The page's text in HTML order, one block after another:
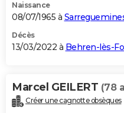
PROGRAMME TV
S'inscrire
Se connecter
Lycées
Collèges
Primaires
Universités
Entreprises
Service militaire
Avis de recherche
AVIS DE DÉCÈS
Bricolage
Lifestyle
Culture
Sport
Auto
Television
Voyage
Cinema
Naissance
08/07/1965 à
Décès
13/03/2022 à Behren-lès-
Marcel GEILERT (78
Créer une cagnotte obsèques